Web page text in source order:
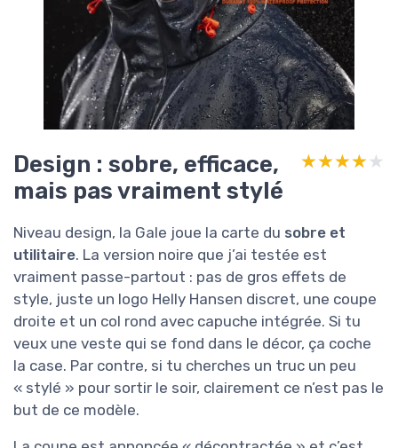
Design : sobre, efficace,
mais pas vraiment stylé
★★★★★
★★★★★
Niveau design, la Gale joue la carte du sobre et
utilitaire. La version noire que j’ai testée est
vraiment passe-partout : pas de gros effets de
style, juste un logo Helly Hansen discret, une coupe
droite et un col rond avec capuche intégrée. Si tu
veux une veste qui se fond dans le décor, ça coche
la case. Par contre, si tu cherches un truc un peu
« stylé » pour sortir le soir, clairement ce n’est pas le
but de ce modèle.